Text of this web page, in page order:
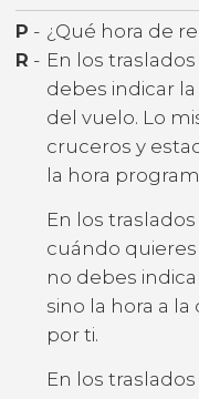
P - ¿Qué hora de
R - En los
debes indicar
del vuelo. Lo
cruceros y
la hora
En los
cuándo
no debes
sino la hora a
por ti.
En los